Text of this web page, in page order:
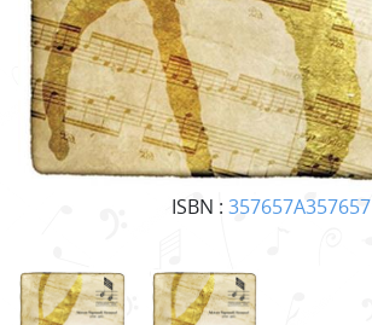
ISBN : 357657A357657